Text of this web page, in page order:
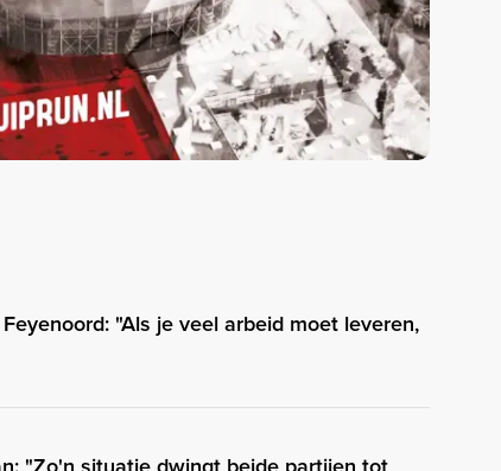
"Als je veel arbeid moet leveren,